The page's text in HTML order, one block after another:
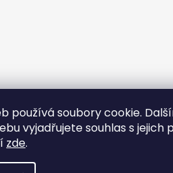
používá soubory cookie.
vyjadřujete souhlas s jejich
zde.